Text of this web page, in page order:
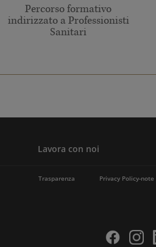
Percorso formativo
indirizzato a Professionisti
Sanitari
Lavora con noi
Trasparenza Privacy Policy-